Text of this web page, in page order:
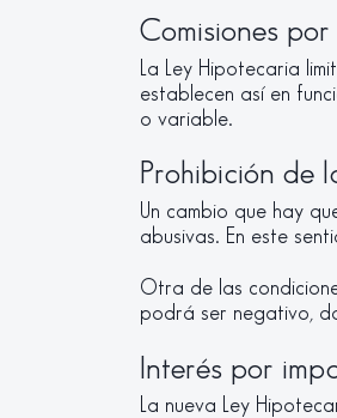
Comisiones
La Ley Hipotecaria
establecen así en
o variable.
Prohibición de
Un cambio que hay
abusivas. En este
Otra de las
podrá ser negativo,
Interés por
La nueva Ley